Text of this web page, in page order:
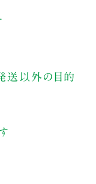
送以外の目的